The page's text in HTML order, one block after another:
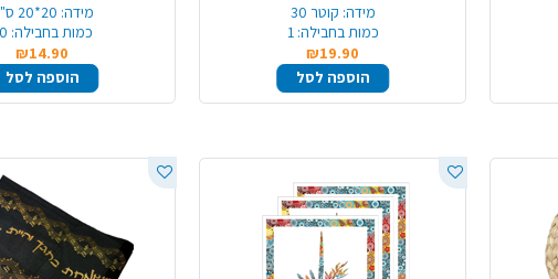
מידה: קוטר 30
כמות בחבילה: 1
₪19.90
הוספה לסל
מידה: 20*20 ס"מ
כמות בחבילה:
₪14.90
הוספה לסל